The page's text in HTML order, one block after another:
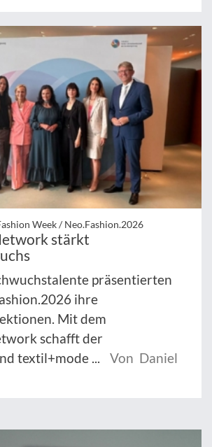
Week / Neo.Fashion.2026
stärkt
präsentierten
ihre
Mit dem
schafft der
textil+mode ...
Von Daniel